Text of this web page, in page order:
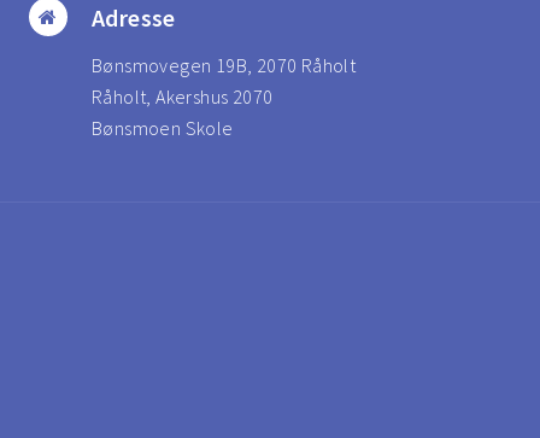
Adresse
Bønsmovegen 19B, 2070 Råholt
Råholt, Akershus 2070
Bønsmoen Skole